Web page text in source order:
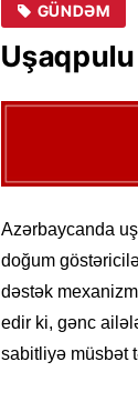
GÜNDƏM
Azərbaycanda
doğum
dəstək
edir ki, gənc
sabitliyə müsbət